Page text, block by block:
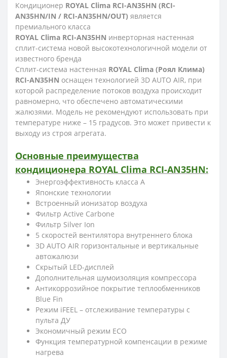
Кондиционер ROYAL Clima RCI-AN35HN (RCI-
AN35HN/IN / RCI-AN35HN/OUT) является
премиального класса
ROYAL Clima RCI-AN35HN инверторная настенная
сплит-система новой высокотехнологичной модели от
известного бренда
Сплит-система настенная ROYAL Clima (Роял Клима)
RCI-AN35HN оснащен технологией 3D AUTO AIR, при
которой распределение потоков воздуха происходит
равномерно, что обеспечено автоматическими
жалюзями. Модель не рекомендуют использовать при
температуре ниже – 15 градусов. Это может привести к
выходу из строя агрегата.
Основные преимущества
кондиционера ROYAL Clima RCI-AN35HN:
Энергоэффективность класса А
Японские технологии
Встроенный ионизатор воздуха
Фильтр Active Carbone
Фильтр Silver Ion
5 скоростей вентилятора внутреннего блока
3D AUTO AIR горизонтальные и вертикальные
автожалюзи
Скрытый LED-дисплей
Дополнительная шумоизоляция компрессора
Антикоррозийное покрытие теплообменников
Blue Fin
Режим iFEEL – отслеживание температуры с
пульта ДУ
Экономичный режим ECO
Функция температурной компенсации в режиме
нагрева